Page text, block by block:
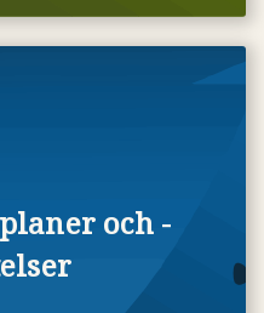
och -